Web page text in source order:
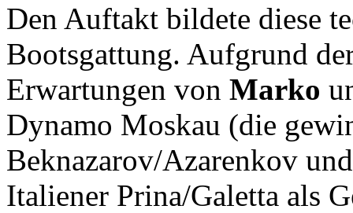
Den Auftakt bildete diese
Bootsgattung. Aufgrund
Erwartungen von Marko
Dynamo Moskau (die
Beknazarov/Azarenkov
Italiener Prina/Galetta als